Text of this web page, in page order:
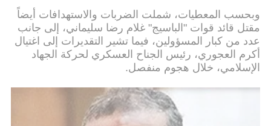
وبحسب المعطيات، شملت الضربات والاستهدافات أيضاً
مقتل قائد قوات "الباسيج" غلام رضا سليماني، إلى جانب
عدد من كبار المسؤولين، فيما تشير التقديرات إلى اغتيال
أكرم العجوري، رئيس الجناح العسكري لحركة الجهاد
الإسلامي، خلال هجوم منفصل.